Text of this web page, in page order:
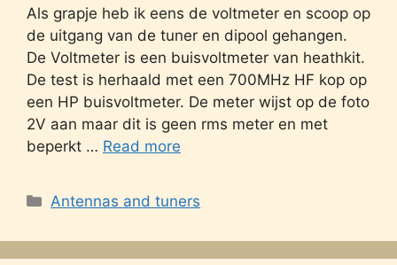
Als grapje heb ik eens de voltmeter en scoop op
de uitgang van de tuner en dipool gehangen.
De Voltmeter is een buisvoltmeter van heathkit.
De test is herhaald met een 700MHz HF kop op
een HP buisvoltmeter. De meter wijst op de foto
2V aan maar dit is geen rms meter en met
beperkt … Read more
Categories
Antennas and tuners